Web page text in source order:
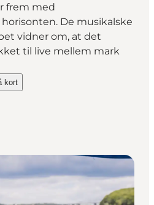
frem med
De musikalske
vidner om, at det
til live mellem mark
kort on_map